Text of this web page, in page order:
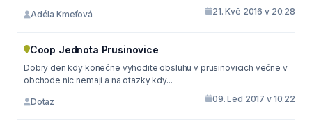
Adéla Kmeťová 21. Kvě 2016 v 20:28
Coop Jednota Prusinovice
Dobry den kdy konečne vyhodite obsluhu v prusinovicich večne v
obchode nic nemaji a na otazky kdy...
Dotaz 09. Led 2017 v 10:22